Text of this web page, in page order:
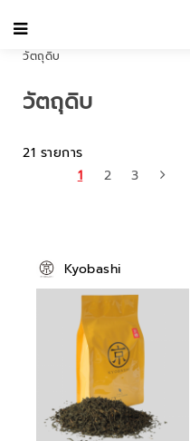
หน้าแรก เครื่อง
วัตถุดิบ
วัตถุดิบ
21 รายการ
1
2 3
Kyobashi